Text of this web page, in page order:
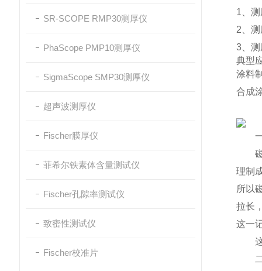
SR-SCOPE RMP30测厚仪
PhaScope PMP10测厚仪
SigmaScope SMP30测厚仪
超声波测厚仪
Fischer膜厚仪
菲希尔铁素体含量测试仪
Fischer孔隙率测试仪
致密性测试仪
Fischer校准片
1、
2、
3、
典型
涂料
合成
一
磁
理制
所以
拉长
这一
这
二